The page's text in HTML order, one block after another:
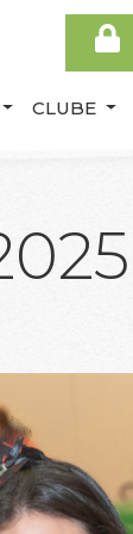
CLUBE